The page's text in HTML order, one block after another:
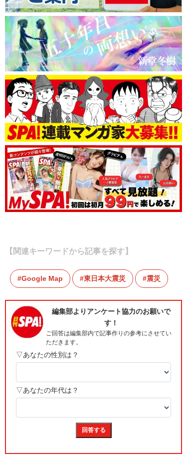
【関連キーワードから記事を探す】
Google Map 東日本大震災 震災